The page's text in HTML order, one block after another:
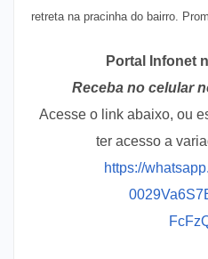
retreta na pracinha do bairro.
Portal Infonet
Receba no celular
Acesse o link abaixo, ou
ter acesso a
https://